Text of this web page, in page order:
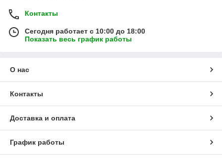
Контакты
Сегодня работает с 10:00 до 18:00
Показать весь график работы
О нас
Контакты
Доставка и оплата
График работы